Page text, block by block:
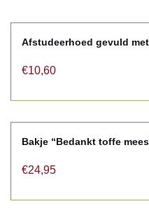
Afstudeerhoed gevuld
€10,60
Bakje “Bedankt toffe
€24,95